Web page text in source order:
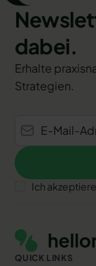
dabei.
Erhalte
Strategien.
Anmelden
Ich
QUICK LINKS